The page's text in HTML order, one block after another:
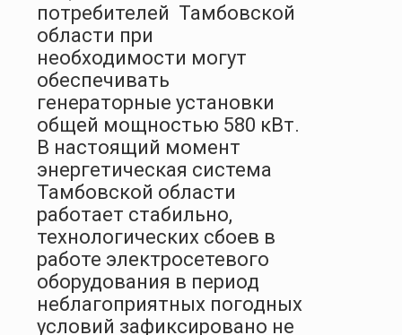
потребителей Тамбовской
области при
необходимости могут
обеспечивать
генераторные установки
общей мощностью 580 кВт.
В настоящий момент
энергетическая система
Тамбовской области
работает стабильно,
технологических сбоев в
работе электросетевого
оборудования в период
неблагоприятных погодных
условий зафиксировано не